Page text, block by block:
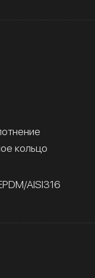
кольцо
AISI316